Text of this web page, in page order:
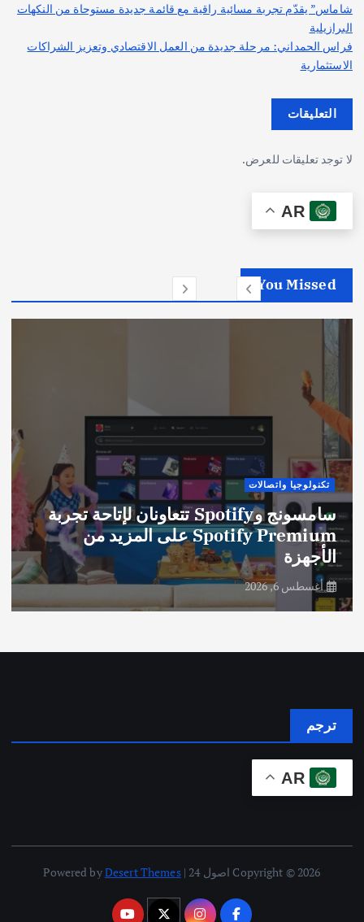
شاماس” يقدّم تجربة مسائية راقية مع قائمة جديدة مستوحاة من النكهات
البرازيلية
فراس الحمداني: مرحلة جديدة من العمل الاقتصادي وتعزيز الشراكات
الاستثمارية
التعليقات
لا توجد تعليقات للعرض.
AR
You Missed
تكنولوجيا واتصالات
سامسونج وSpotify تتعاونان لإتاحة تجربة
Spotify Premium على المزيد من
الأجهزة
أغسطس 6, 2026
ترجم
AR
Copyright © 2026 اصول 24 | Powered by Desert Themes